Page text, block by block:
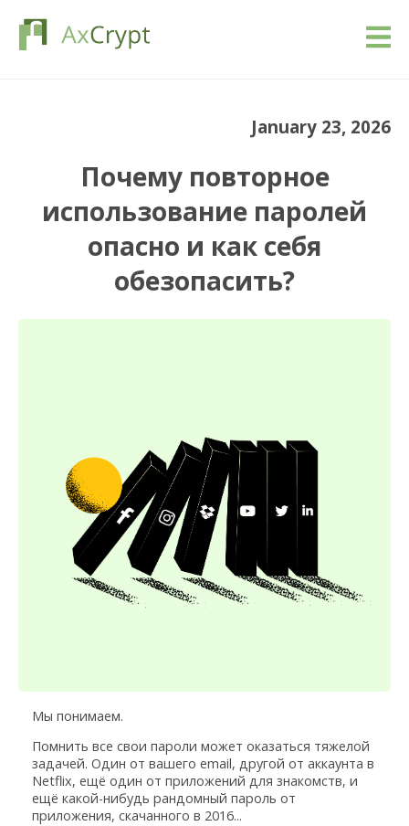
January 23, 2026
Почему повторное
использование паролей
опасно и как себя
обезопасить?
Мы понимаем.
Помнить все свои пароли может оказаться тяжелой
задачей. Один от вашего email, другой от аккаунта в
Netflix, ещё один от приложений для знакомств, и
ещё какой-нибудь рандомный пароль от
приложения, скачанного в 2016...